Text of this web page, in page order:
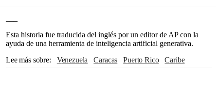
Esta historia fue traducida del inglés por un editor de AP con la
ayuda de una herramienta de inteligencia artificial generativa.
Lee más sobre
Venezuela Caracas Puerto Rico
Caribe